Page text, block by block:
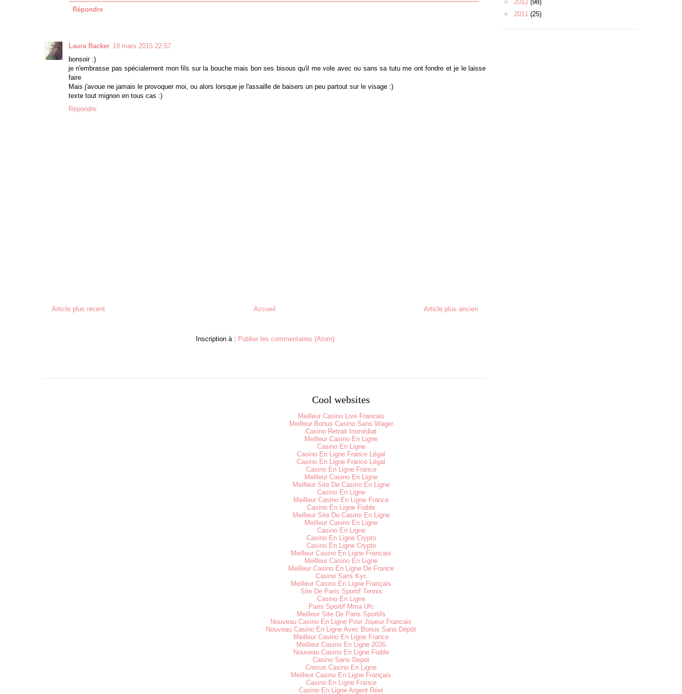
Répondre
Laura Backer 19 mars 2015 22:57
bonsoir :)
je n'embrasse pas spécialement mon fils sur la bouche mais bon ses bisous qu'il me vole avec ou sans sa tutu me ont fondre et je le laisse
faire
Mais j'avoue ne jamais le provoquer moi, ou alors lorsque je l'assaille de baisers un peu partout sur le visage :)
texte tout mignon en tous cas :)
Répondre
Article plus récent Article plus ancien
Accueil
Inscription à : Publier les commentaires (Atom)
► 2012 (98)
► 2011 (25)
Cool websites
Meilleur Casino Live Francais
Meilleur Bonus Casino Sans Wager
Casino Retrait Immédiat
Meilleur Casino En Ligne
Casino En Ligne
Casino En Ligne France Légal
Casino En Ligne France Légal
Casino En Ligne France
Meilleur Casino En Ligne
Meilleur Site De Casino En Ligne
Casino En Ligne
Meilleur Casino En Ligne France
Casino En Ligne Fiable
Meilleur Site De Casino En Ligne
Meilleur Casino En Ligne
Casino En Ligne
Casino En Ligne Crypto
Casino En Ligne Crypto
Meilleur Casino En Ligne Francais
Meilleur Casino En Ligne
Meilleur Casino En Ligne De France
Casino Sans Kyc
Meilleur Casino En Ligne Français
Site De Paris Sportif Tennis
Casino En Ligne
Paris Sportif Mma Ufc
Meilleur Site De Paris Sportifs
Nouveau Casino En Ligne Pour Joueur Francais
Nouveau Casino En Ligne Avec Bonus Sans Dépôt
Meilleur Casino En Ligne France
Meilleur Casino En Ligne 2026
Nouveau Casino En Ligne Fiable
Casino Sans Depot
Cresus Casino En Ligne
Meilleur Casino En Ligne Français
Casino En Ligne France
Casino En Ligne Argent Réel